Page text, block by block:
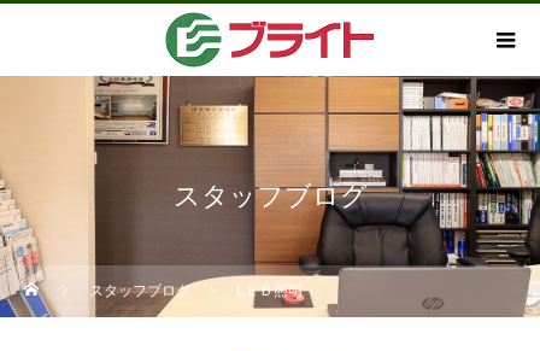
スタッフブログ
スタッフブログ LＥＤ照明